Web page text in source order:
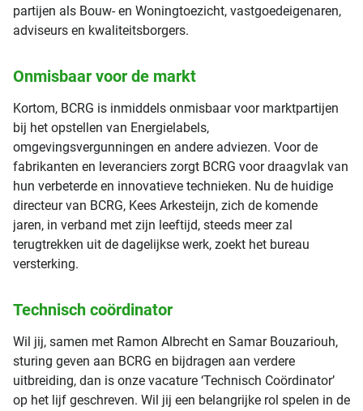
partijen als Bouw- en Woningtoezicht, vastgoedeigenaren,
adviseurs en kwaliteitsborgers.
Onmisbaar voor de markt
Kortom, BCRG is inmiddels onmisbaar voor marktpartijen
bij het opstellen van Energielabels,
omgevingsvergunningen en andere adviezen. Voor de
fabrikanten en leveranciers zorgt BCRG voor draagvlak van
hun verbeterde en innovatieve technieken. Nu de huidige
directeur van BCRG, Kees Arkesteijn, zich de komende
jaren, in verband met zijn leeftijd, steeds meer zal
terugtrekken uit de dagelijkse werk, zoekt het bureau
versterking.
Technisch coördinator
Wil jij, samen met Ramon Albrecht en Samar Bouzariouh,
sturing geven aan BCRG en bijdragen aan verdere
uitbreiding, dan is onze vacature ‘Technisch Coördinator’
op het lijf geschreven. Wil jij een belangrijke rol spelen in de